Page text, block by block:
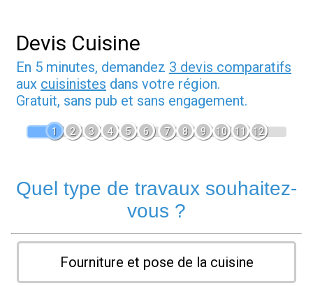
Devis Cuisine
En 5 minutes, demandez 3 devis comparatifs
aux cuisinistes dans votre région.
Gratuit, sans pub et sans engagement.
1 2 3 4 5 6 7 8 9 10 11 12
Quel type de travaux souhaitez-
vous ?
Fourniture et pose de la cuisine